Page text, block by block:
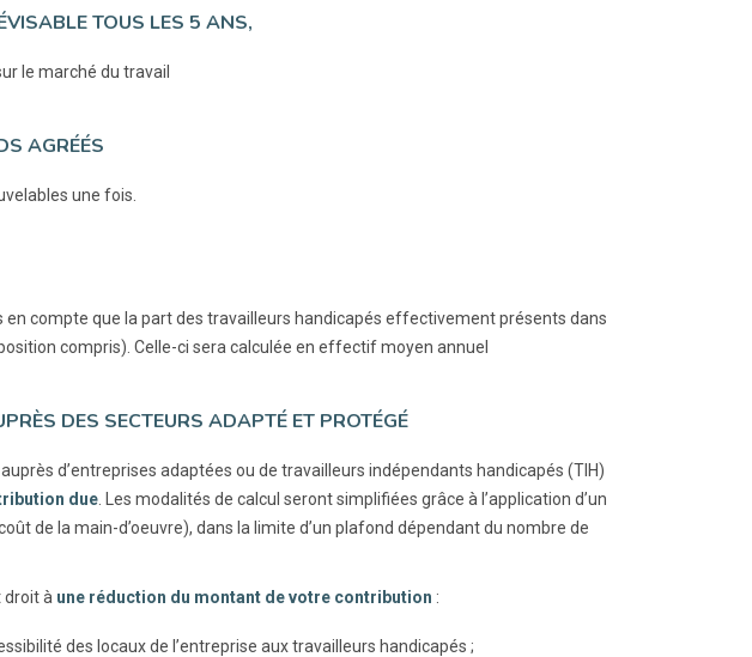
TOUS LES 5 ANS,
le marché du travail
AGRÉÉS
une fois.
en compte que la part des travailleurs handicapés effectivement présents dans
compris). Celle-ci sera calculée en effectif moyen annuel
DES SECTEURS ADAPTÉ ET PROTÉGÉ
d’entreprises adaptées ou de travailleurs indépendants handicapés (TIH)
due. Les modalités de calcul seront simplifiées grâce à l’application d’un
de la main-d’oeuvre), dans la limite d’un plafond dépendant du nombre de
droit à une réduction du montant de votre contribution :
des locaux de l’entreprise aux travailleurs handicapés ;